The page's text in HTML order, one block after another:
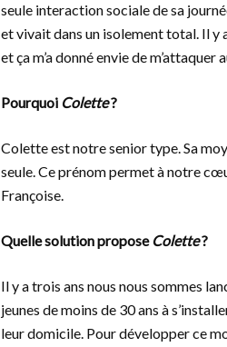
seule interaction sociale de sa
et vivait dans un isolement total. Il y
et ça m’a donné envie de
Pourquoi Colette?
Colette est notre senior type. Sa
seule. Ce prénom permet à notre
Françoise.
Quelle solution propose Colette?
Il y a trois ans nous nous sommes
jeunes de moins de 30 ans à
leur domicile. Pour développer ce